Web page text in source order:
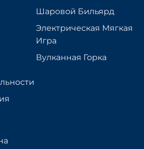
Шаровой Бильярд
Электрическая Мягкая
Игра
Вулканная Горка